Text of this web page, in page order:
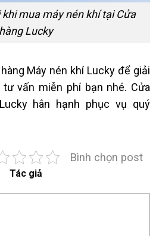
mua máy nén khí tại Cửa
hàng Lucky
Máy nén khí Lucky để giải
vấn miễn phí bạn nhé. Cửa
hân hạnh phục vụ quý
Bình chọn post
Tác giả